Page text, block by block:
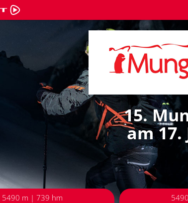
15.
am 17.
5490 m | 739 hm